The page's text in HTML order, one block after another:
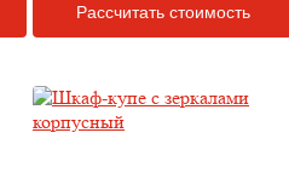
Рассчитать стоимость